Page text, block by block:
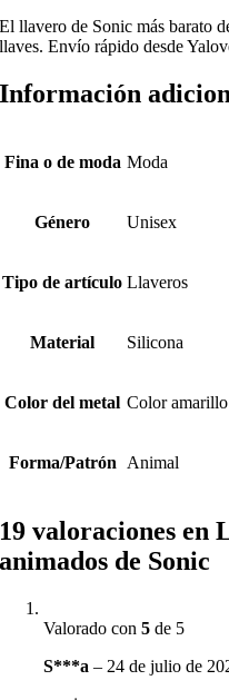
El llavero de Sonic más barato
llaves. Envío rápido desde
Información
Fina o de moda Moda
Género Unisex
Tipo de artículo Llaveros
Material Silicona
Color del metal Color
Forma/Patrón Animal
19 valoraciones en
animados de Sonic
Valorado con5 de 5
S***a– 24 de julio de